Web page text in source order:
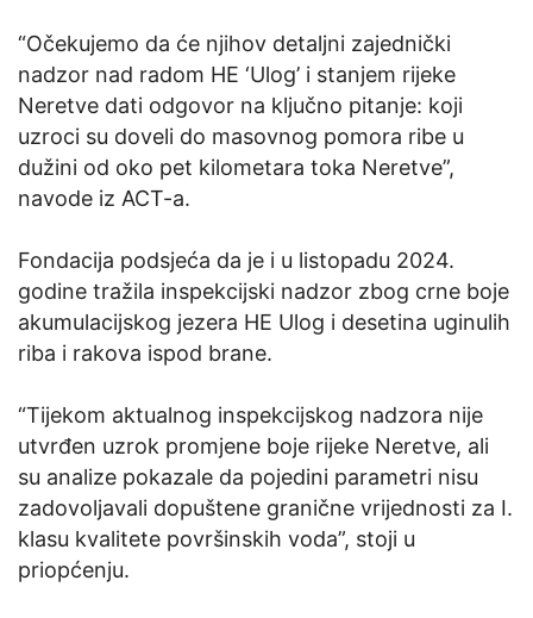
“Očekujemo da će njihov detaljni zajednički
nadzor nad radom HE ‘Ulog’ i stanjem rijeke
Neretve dati odgovor na ključno pitanje: koji
uzroci su doveli do masovnog pomora ribe u
dužini od oko pet kilometara toka Neretve”,
navode iz ACT-a.
Fondacija podsjeća da je i u listopadu 2024.
godine tražila inspekcijski nadzor zbog crne boje
akumulacijskog jezera HE Ulog i desetina uginulih
riba i rakova ispod brane.
“Tijekom aktualnog inspekcijskog nadzora nije
utvrđen uzrok promjene boje rijeke Neretve, ali
su analize pokazale da pojedini parametri nisu
zadovoljavali dopuštene granične vrijednosti za I.
klasu kvalitete površinskih voda”, stoji u
priopćenju.